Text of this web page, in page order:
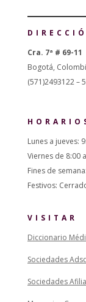
Cra. 7ª # 69-11
Bogotá,
(571)2493122 –
Lunes a jueves:
Viernes de 8:00
Fines de
Festivos:
VISITAR
Diccionario
Sociedades
Sociedades